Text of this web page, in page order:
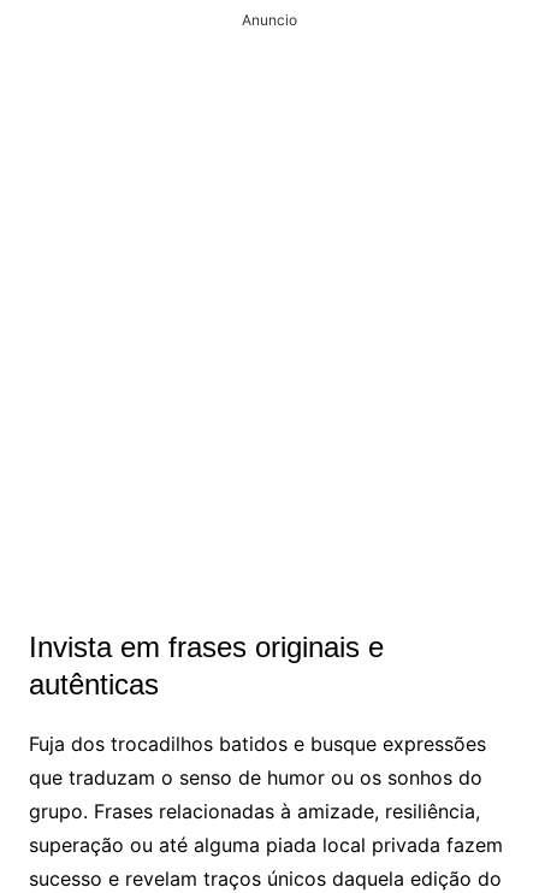
Anuncio
Invista em frases originais e
autênticas
Fuja dos trocadilhos batidos e busque expressões
que traduzam o senso de humor ou os sonhos do
grupo. Frases relacionadas à amizade, resiliência,
superação ou até alguma piada local privada fazem
sucesso e revelam traços únicos daquela edição do